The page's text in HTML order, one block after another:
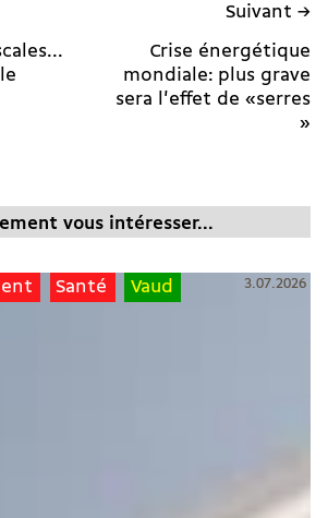
Suivant →
Crise énergétique
mondiale: plus grave
sera l'effet de «serres
»
vous intéresser...
Santé Vaud 3.07.2026